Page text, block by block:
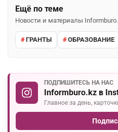
Ещё по теме
Новости и материалы
ГРАНТЫ ОБРАЗОВАНИЕ
ПОДПИШИТЕСЬ НА НАС
Informburo.kz в
Главное за день,